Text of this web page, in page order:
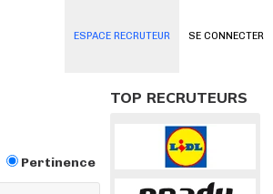
SE CONNECTER
ESPACE RECRUTEUR
Pertinence
TOP RECRUTEURS